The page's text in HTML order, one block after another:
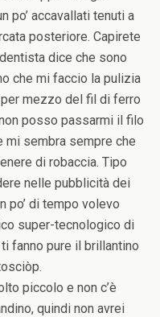
po’ accavallati tenuti a
posteriore. Capirete
dice che sono
che mi faccio la pulizia
mezzo del fil di ferro
posso passarmi il filo
mi sembra sempre che
di robaccia. Tipo
nelle pubblicità dei
po’ di tempo volevo
super-tecnologico di
fanno pure il brillantino
piccolo e non c’è
quindi non avrei